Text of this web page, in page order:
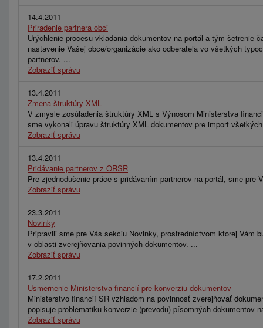
14.4.2011
Priradenie partnera obci
Urýchlenie procesu vkladania dokumentov na portál a tým šetrenie
nastavenie Vašej obce/organizácie ako odberateľa vo všetkých
partnerov. ...
Zobraziť správu
13.4.2011
Zmena štruktúry XML
V zmysle zosúladenia štruktúry XML s Výnosom Ministerstva
sme vykonali úpravu štruktúry XML dokumentov pre import
Zobraziť správu
13.4.2011
Pridávanie partnerov z ORSR
Pre zjednodušenie práce s pridávaním partnerov na portál, sme
Zobraziť správu
23.3.2011
Novinky
Pripravili sme pre Vás sekciu Novinky, prostredníctvom ktorej Vám
v oblasti zverejňovania povinných dokumentov. ...
Zobraziť správu
17.2.2011
Usmernenie Ministerstva financií pre konverziu dokumentov
Ministerstvo financií SR vzhľadom na povinnosť zverejňovať
popisuje problematiku konverzie (prevodu) písomných dokumentov
Zobraziť správu